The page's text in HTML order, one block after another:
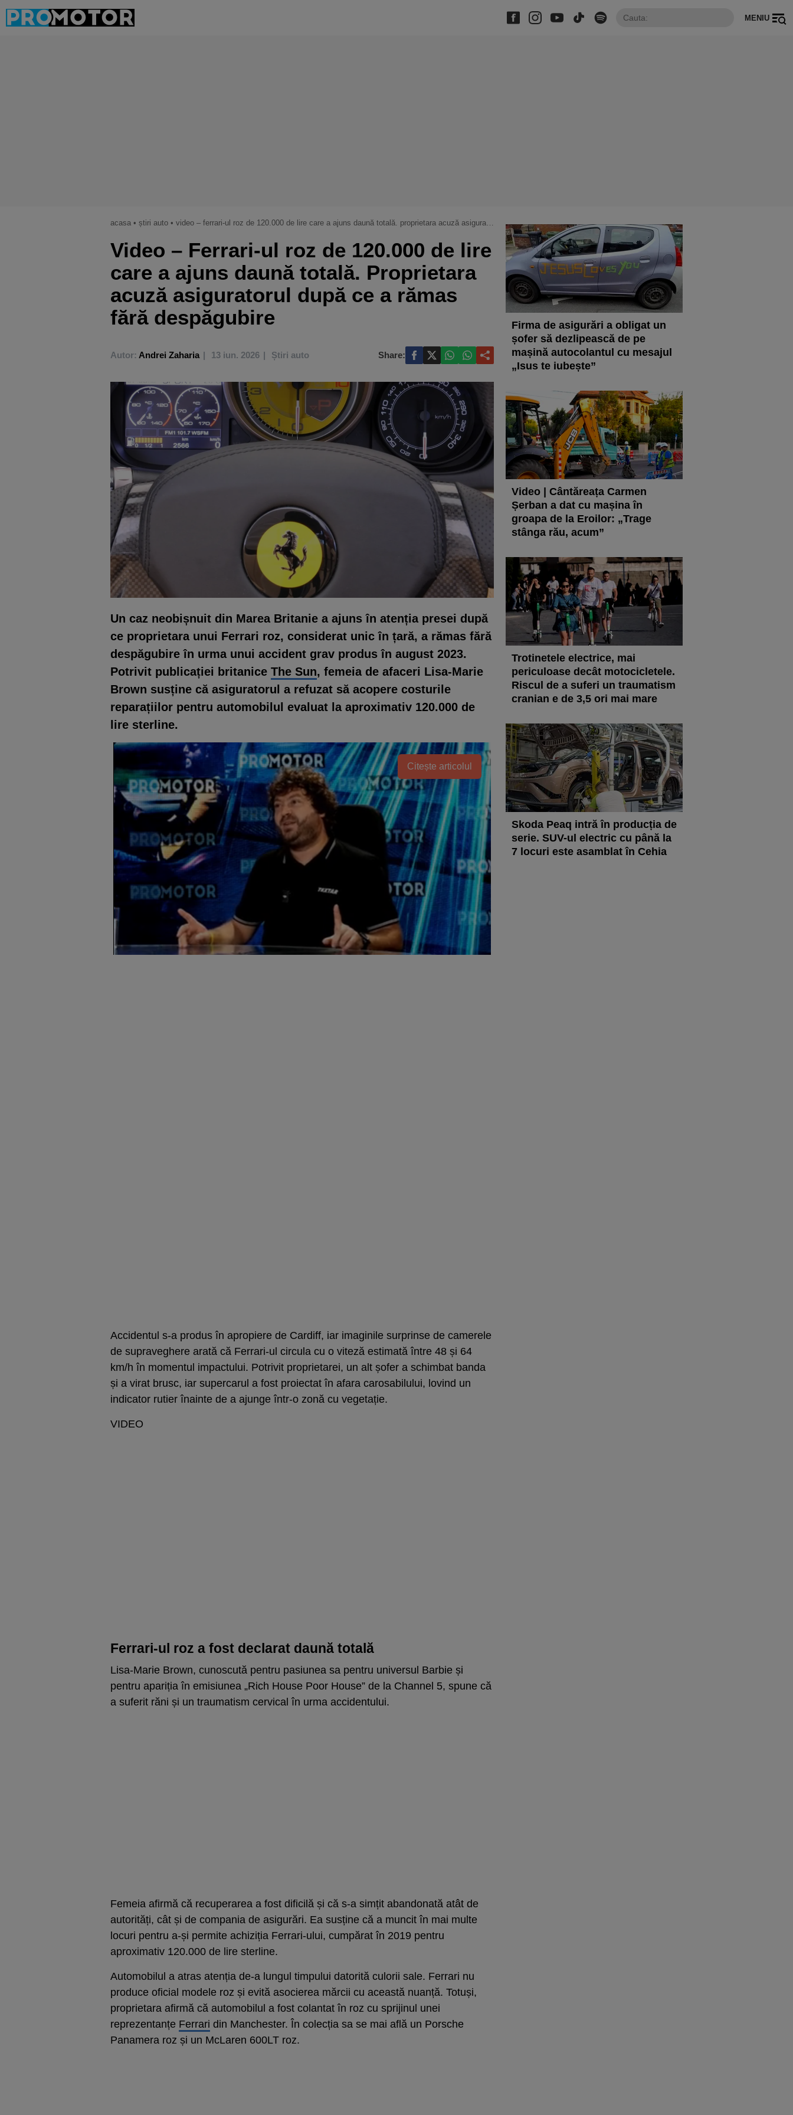
MENIU
acasa • știri auto • video – ferrari-ul roz de 120.000 de lire care a ajuns daună totală. proprietara acuză asiguratorul după ce a rămas fără despăgubire
Video – Ferrari-ul roz de 120.000 de lire
care a ajuns daună totală. Proprietara
acuză asiguratorul după ce a rămas
fără despăgubire
Autor: Andrei Zaharia 13 iun. 2026 Știri auto Share:
Un caz neobișnuit din Marea Britanie a ajuns în atenția presei după
ce proprietara unui Ferrari roz, considerat unic în țară, a rămas fără
despăgubire în urma unui accident grav produs în august 2023.
Potrivit publicației britanice The Sun, femeia de afaceri Lisa-Marie
Brown susține că asiguratorul a refuzat să acopere costurile
reparațiilor pentru automobilul evaluat la aproximativ 120.000 de
lire sterline.
Citește articolul
Accidentul s-a produs în apropiere de Cardiff, iar imaginile surprinse de camerele
de supraveghere arată că Ferrari-ul circula cu o viteză estimată între 48 și 64
km/h în momentul impactului. Potrivit proprietarei, un alt șofer a schimbat banda
și a virat brusc, iar supercarul a fost proiectat în afara carosabilului, lovind un
indicator rutier înainte de a ajunge într-o zonă cu vegetație.
VIDEO
Ferrari-ul roz a fost declarat daună totală
Lisa-Marie Brown, cunoscută pentru pasiunea sa pentru universul Barbie și
pentru apariția în emisiunea „Rich House Poor House” de la Channel 5, spune că
a suferit răni și un traumatism cervical în urma accidentului.
Femeia afirmă că recuperarea a fost dificilă și că s-a simțit abandonată atât de
autorități, cât și de compania de asigurări. Ea susține că a muncit în mai multe
locuri pentru a-și permite achiziția Ferrari-ului, cumpărat în 2019 pentru
aproximativ 120.000 de lire sterline.
Automobilul a atras atenția de-a lungul timpului datorită culorii sale. Ferrari nu
produce oficial modele roz și evită asocierea mărcii cu această nuanță. Totuși,
proprietara afirmă că automobilul a fost colantat în roz cu sprijinul unei
reprezentanțe Ferrari din Manchester. În colecția sa se mai află un Porsche
Panamera roz și un McLaren 600LT roz.
Firma de asigurări a obligat un
șofer să dezlipească de pe
mașină autocolantul cu mesajul
„Isus te iubește”
Video | Cântăreața Carmen
Șerban a dat cu mașina în
groapa de la Eroilor: „Trage
stânga rău, acum”
Trotinetele electrice, mai
periculoase decât motocicletele.
Riscul de a suferi un traumatism
cranian e de 3,5 ori mai mare
Skoda Peaq intră în producția de
serie. SUV-ul electric cu până la
7 locuri este asamblat în Cehia